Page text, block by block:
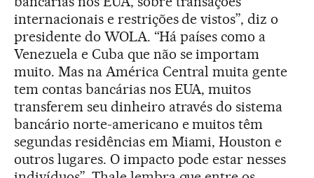
internacionais e restrições de vistos”, diz o
presidente do WOLA. “Há países como a
Venezuela e Cuba que não se importam
muito. Mas na América Central muita gente
tem contas bancárias nos EUA, muitos
transferem seu dinheiro através do sistema
bancário norte-americano e muitos têm
segundas residências em Miami, Houston e
outros lugares. O impacto pode estar nesses